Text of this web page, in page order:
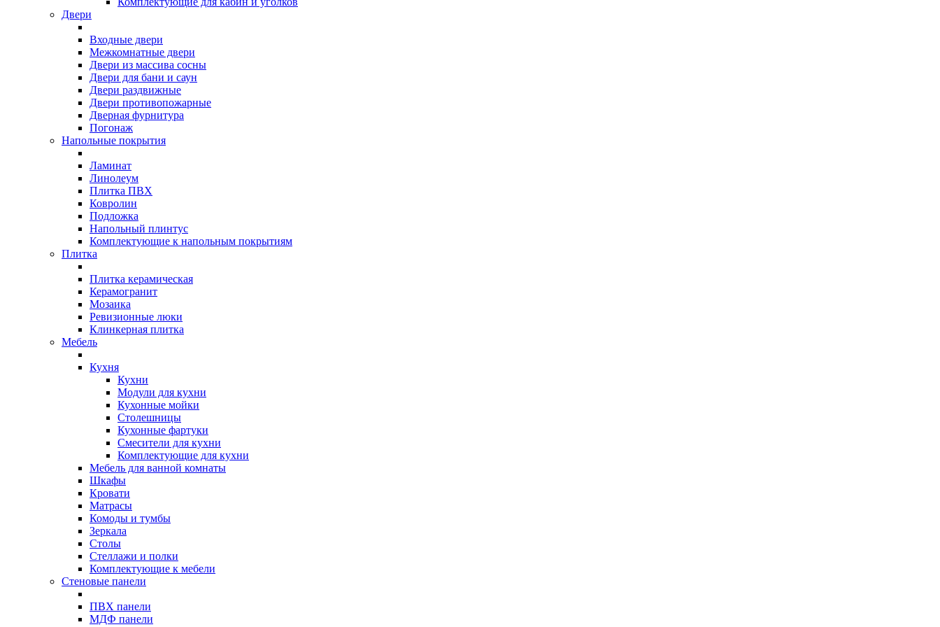
Двери
Входные двери
Межкомнатные двери
Двери из массива сосны
Двери для бани и саун
Двери раздвижные
Двери противопожарные
Дверная фурнитура
Погонаж
Напольные покрытия
Ламинат
Линолеум
Плитка ПВХ
Ковролин
Подложка
Напольный плинтус
Комплектующие к напольным покрытиям
Плитка
Плитка керамическая
Керамогранит
Мозаика
Ревизионные люки
Клинкерная плитка
Мебель
Кухня
Кухни
Модули для кухни
Кухонные мойки
Столешницы
Кухонные фартуки
Смесители для кухни
Комплектующие для кухни
Мебель для ванной комнаты
Шкафы
Кровати
Матрасы
Комоды и тумбы
Зеркала
Столы
Стеллажи и полки
Комплектующие к мебели
Стеновые панели
ПВХ панели
МДФ панели